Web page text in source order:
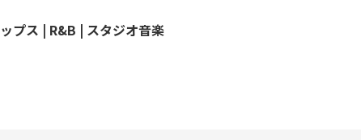
プス | R&B | スタジオ音楽